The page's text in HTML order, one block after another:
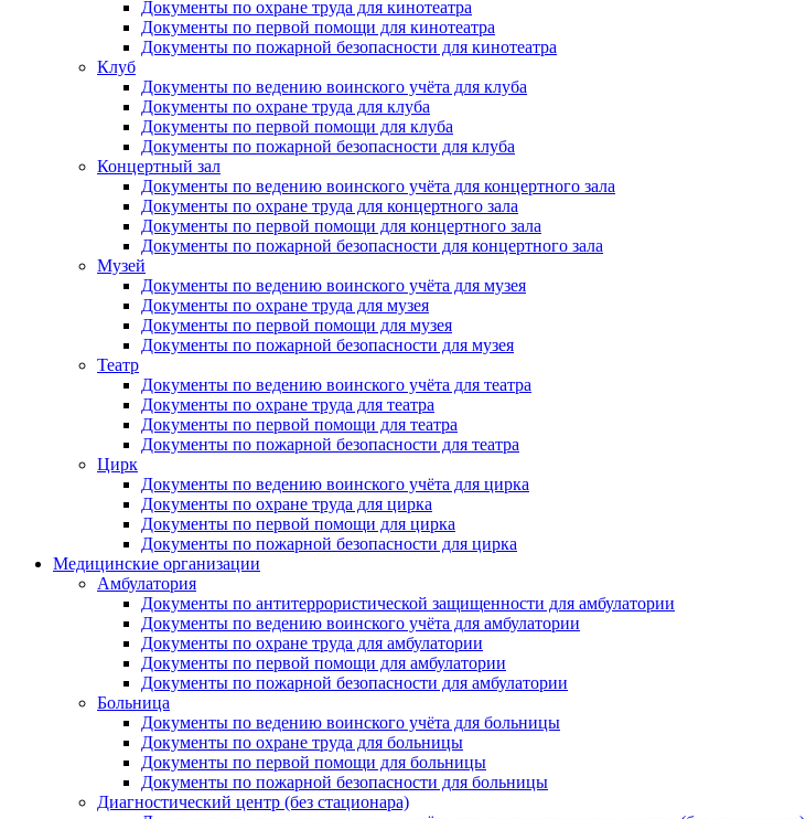
Документы по охране труда для кинотеатра
Документы по первой помощи для кинотеатра
Документы по пожарной безопасности для кинотеатра
Клуб
Документы по ведению воинского учёта для клуба
Документы по охране труда для клуба
Документы по первой помощи для клуба
Документы по пожарной безопасности для клуба
Концертный зал
Документы по ведению воинского учёта для концертного зала
Документы по охране труда для концертного зала
Документы по первой помощи для концертного зала
Документы по пожарной безопасности для концертного зала
Музей
Документы по ведению воинского учёта для музея
Документы по охране труда для музея
Документы по первой помощи для музея
Документы по пожарной безопасности для музея
Театр
Документы по ведению воинского учёта для театра
Документы по охране труда для театра
Документы по первой помощи для театра
Документы по пожарной безопасности для театра
Цирк
Документы по ведению воинского учёта для цирка
Документы по охране труда для цирка
Документы по первой помощи для цирка
Документы по пожарной безопасности для цирка
Медицинские организации
Амбулатория
Документы по антитеррористической защищенности для амбулатории
Документы по ведению воинского учёта для амбулатории
Документы по охране труда для амбулатории
Документы по первой помощи для амбулатории
Документы по пожарной безопасности для амбулатории
Больница
Документы по ведению воинского учёта для больницы
Документы по охране труда для больницы
Документы по первой помощи для больницы
Документы по пожарной безопасности для больницы
Диагностический центр (без стационара)